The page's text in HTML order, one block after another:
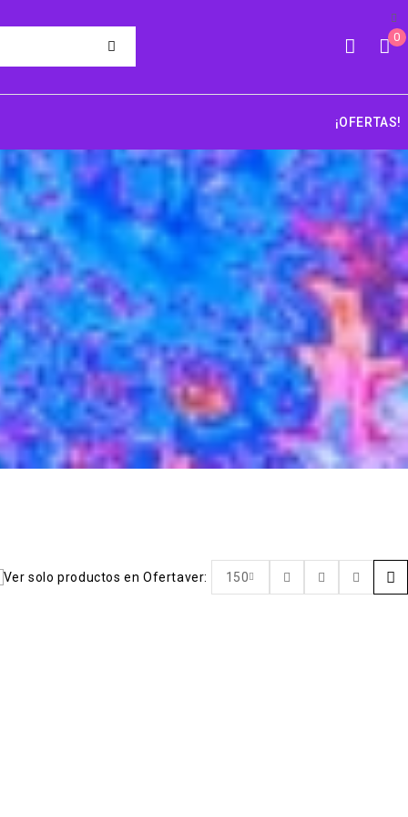
0
¡OFERTAS!
Ver solo productos en Ofertaver: 150